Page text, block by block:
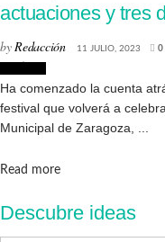
actuaciones y tres
byRedacción 11 JULIO, 2023 0
Ha comenzado la cuenta
festival que volverá a
Municipal de Zaragoza, ...
Read moreDetails
Descubre ideas